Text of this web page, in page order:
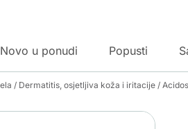
Novo u ponudi Popusti
/ Dermatitis, osjetljiva koža i iritacije /